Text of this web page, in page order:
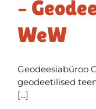
–
WeW
Geodeesiabüroo
geodeetilised
[...]